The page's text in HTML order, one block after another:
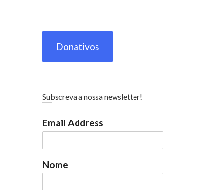
Donativos
Subscreva a nossa newsletter!
Email Address
Nome